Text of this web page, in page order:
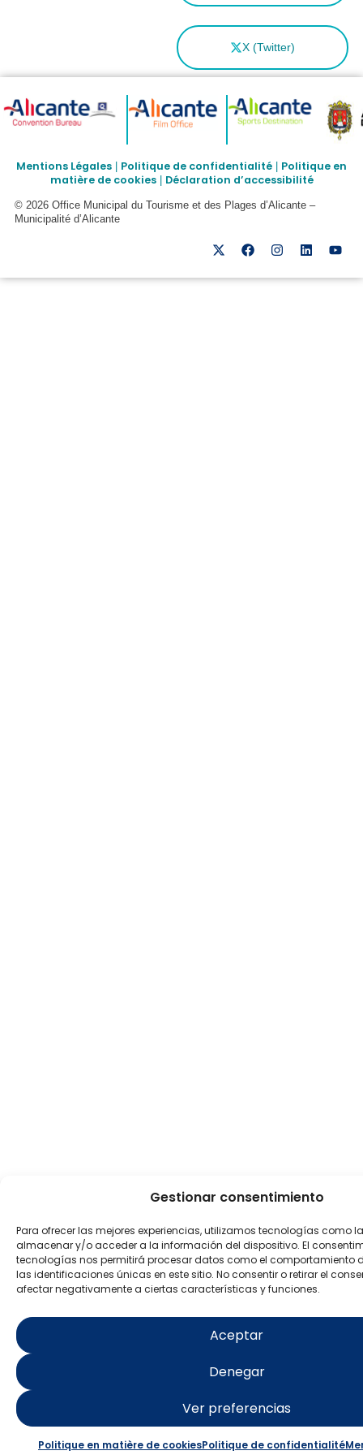
Gestionar consentimiento
Para ofrecer las mejores experiencias, utilizamos tecnologías como
almacenar y/o acceder a la información del dispositivo. El
tecnologías nos permitirá procesar datos como el comportamiento
las identificaciones únicas en este sitio. No consentir o retirar el
afectar negativamente a ciertas características y funciones.
Aceptar
Denegar
Ver preferencias
Politique en matière de cookiesPolitique de confidentialité
X (Twitter)
Mentions Légales | Politique de confidentialité | Politique en
matière de cookies| Déclaration d’accessibilité
© 2026 Office Municipal du Tourisme et des Plages d’Alicante –
Municipalité d’Alicante